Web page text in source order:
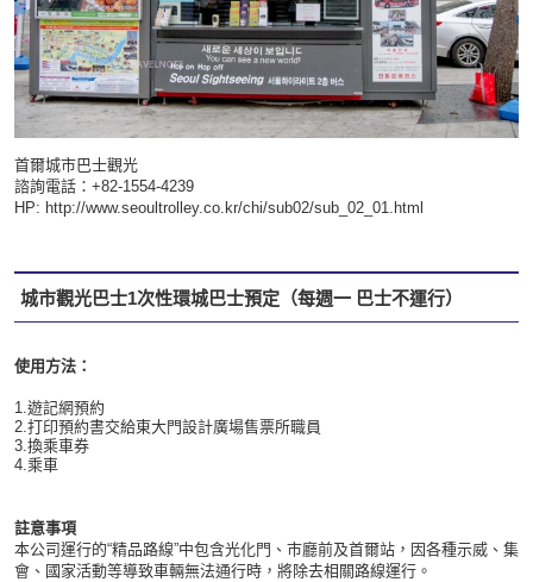
首爾城市巴士觀光
諮詢電話：+82-1554-4239
HP: http://www.seoultrolley.co.kr/chi/sub02/sub_02_01.html
城市觀光巴士1次性環城巴士預定（每週一 巴士不運行）
使用方法：
1.遊記網預約
2.打印預約書交給東大門設計廣場售票所職員
3.換乘車券
4.乘車
註意事項
本公司運行的“精品路線”中包含光化門、市廳前及首爾站，因各種示威、集
會、國家活動等導致車輛無法通行時，將除去相關路線運行。